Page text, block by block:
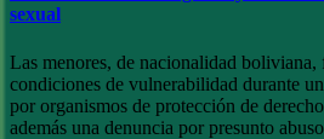
sexual
Las menores, de nacionalidad boliviana,
condiciones de vulnerabilidad durante
por organismos de protección de
además una denuncia por presunto